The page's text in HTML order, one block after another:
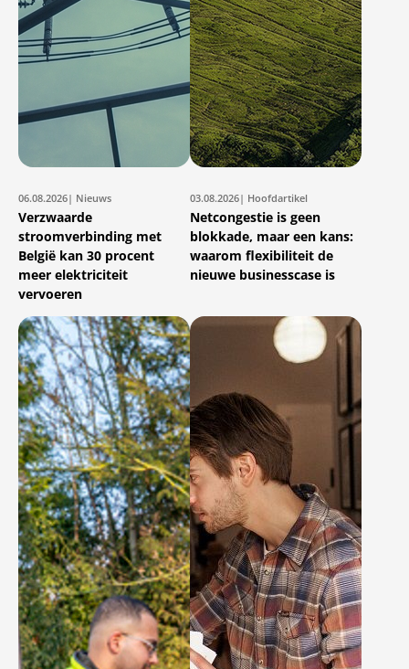
06.08.2026| Nieuws
Verzwaarde
stroomverbinding met
België kan 30 procent
meer elektriciteit
vervoeren
03.08.2026| Hoofdartikel
Netcongestie is geen
blokkade, maar een kans:
waarom flexibiliteit de
nieuwe businesscase is